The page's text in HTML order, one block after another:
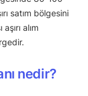
satım bölgesini
alım
nedir?